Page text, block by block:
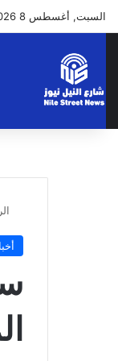
السبت, أغسطس 8 2026